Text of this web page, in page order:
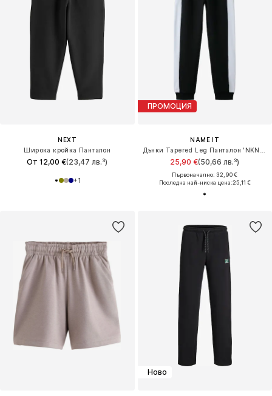
NEXT
Широка кройка Панталон
От 12,00 €(23,47 лв.³)
+1
ПРОМОЦИЯ
NAME IT
25,90 €(50,66 лв.³)
Първоначално: 32,90 €
Последна най-ниска цена:25,11 €
Ново